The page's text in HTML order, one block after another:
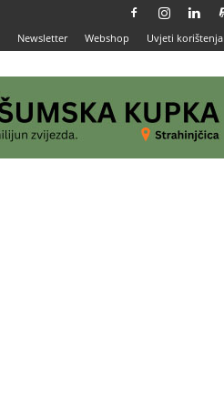
Newsletter Webshop Uvjeti korištenja